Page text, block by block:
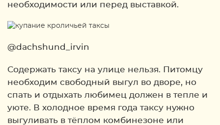
необходимости или перед выставкой.
@dachshund_irvin
Содержать таксу на улице нельзя. Питомцу
необходим свободный выгул во дворе, но
спать и отдыхать любимец должен в тепле и
уюте. В холодное время года таксу нужно
выгуливать в тёплом комбинезоне или